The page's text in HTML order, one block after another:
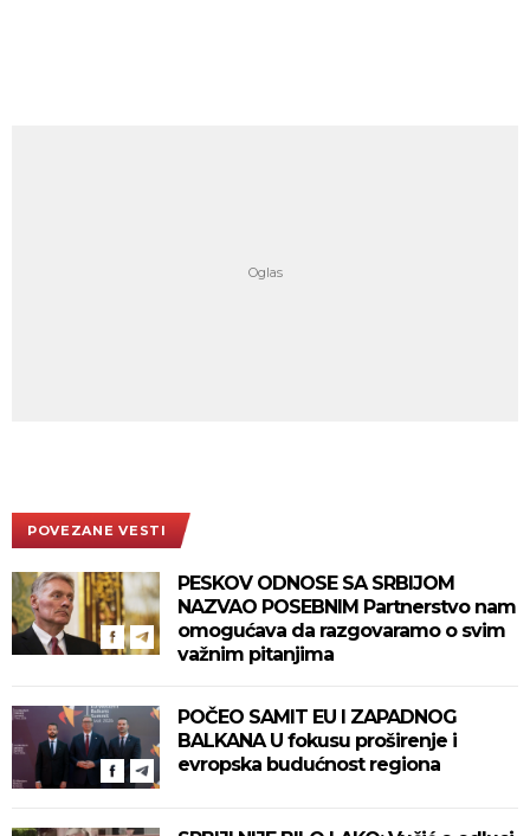
POVEZANE VESTI
PESKOV ODNOSE SA SRBIJOM
NAZVAO POSEBNIM Partnerstvo nam
omogućava da razgovaramo o svim
važnim pitanjima
POČEO SAMIT EU I ZAPADNOG
BALKANA U fokusu proširenje i
evropska budućnost regiona